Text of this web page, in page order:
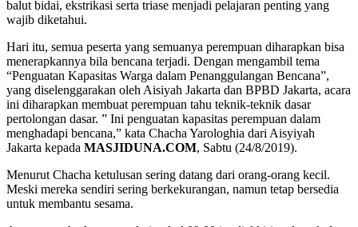
balut bidai, ekstrikasi serta triase menjadi pelajaran penting yang
wajib diketahui.
Hari itu, semua peserta yang semuanya perempuan diharapkan bisa
menerapkannya bila bencana terjadi. Dengan mengambil tema
“Penguatan Kapasitas Warga dalam Penanggulangan Bencana”,
yang diselenggarakan oleh Aisiyah Jakarta dan BPBD Jakarta, acara
ini diharapkan membuat perempuan tahu teknik-teknik dasar
pertolongan dasar. ” Ini penguatan kapasitas perempuan dalam
menghadapi bencana,” kata Chacha Yarologhia dari Aisyiyah
Jakarta kepada MASJIDUNA.COM, Sabtu (24/8/2019).
Menurut Chacha ketulusan sering datang dari orang-orang kecil.
Meski mereka sendiri sering berkekurangan, namun tetap bersedia
untuk membantu sesama.